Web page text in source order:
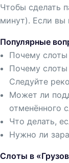
Чтобы сделать
минут). Если вы
Популярные
Почему слоты
Почему слоты
Следуйте
Может ли
отменённого
Что делать,
Нужно ли
Слоты в